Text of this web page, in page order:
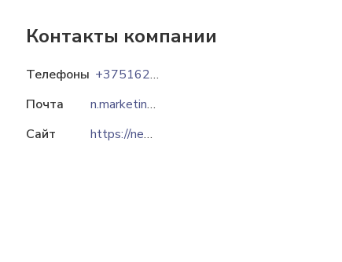
Контакты компании
Телефоны
+37516252-52-93
Почта
n.marketing@nelva.by
Сайт
https://nelva.by